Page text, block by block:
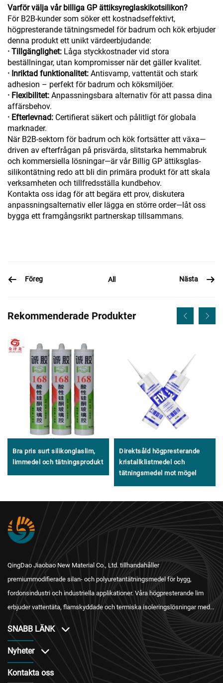
Varför välja vår billiga GP ättiksyreglaskikotsilikon?
För B2B-kunder som söker ett kostnadseffektivt,
högpresterande tätningsmedel för badrum och kök erbjuder
denna produkt ett unikt värdeerbjudande:
· Tillgänglighet: Låga styckkostnader vid stora
beställningar, utan kompromisser när det gäller kvalitet.
· Inriktad funktionalitet: Antisvamp, vattentät och stark
adhesion – perfekt för badrum och köksmiljöer.
· Flexibilitet: Anpassningsbara alternativ för att passa dina
affärsbehov.
· Efterlevnad: Certifierat säkert och pålitligt för globala
marknader.
När B2B-sektorn för badrum och kök fortsätter att växa—
driven av efterfrågan på prisvärda, slitstarka hemmabruk
och kommersiella lösningar—är vår Billig GP ättiksglas-
silikontätning redo att bli din primära produkt för att skala
verksamheten och tillfredsställa kundbehov.
Kontakta oss idag för att begära ett prov, diskutera
anpassningsalternativ eller lägga en större order—låt oss
bygga ett framgångsrikt partnerskap tillsammans.
Föreg All Nästa
Rekommenderade Produkter
Bra pris surt silikonglaslim,
limmedel och tätningsprodukt
Direktsåld högpresterande
kristallklistmedel och
tätningsmedel mot mögel
QingDao Jiaobao New Material Co., Ltd. tillhandahåller
premiummodifierade silan- och polyuretantätningsmedel för bygg,
fordonsindustri och industriella applikationer. Våra högpresterande lim
erbjuder vattentäta, flamskyddade och termiska isoleringslösningar med
SNABB LÄNK
Nyheter
Kontakta oss